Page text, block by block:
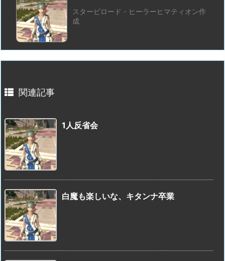
スタービロード・ヒーラーヒマティオン作
成
関連記事
1人反省会
白魔も楽しいな、キタンナ卒業